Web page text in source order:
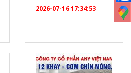
2026-07-16 17:34:53